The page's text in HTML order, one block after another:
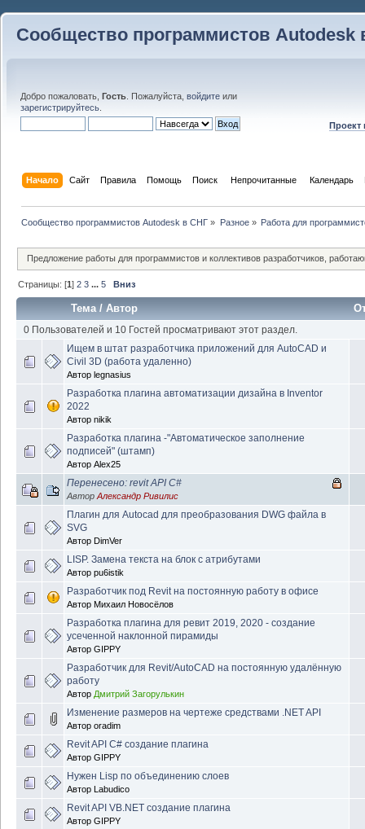
Сообщество программистов Autodesk
Добро пожаловать, Гость . Пожалуйста, войдите или
зарегистрируйтесь
Проект
Начало Сайт Правила Помощь Поиск Непрочитанные Календарь
Сообщество программистов Autodesk в СНГ » Разное» Работа для
Предложение работы для программистов и коллективов разработчиков,
Страницы: [1]2 3 ...5 Вниз
Тема /Автор
0 Пользователей и 10 Гостей просматривают этот раздел.
Ищем в штат разработчика приложений для AutoCAD и
Civil 3D (работа удаленно)
Автор legnasius
Разработка плагина автоматизации дизайна в Inventor
2022
Автор nikik
Разработка плагина -"Автоматическое заполнение
подписей" (штамп)
Автор Alex25
Перенесено: revit API C#
Автор Александр Ривилис
Плагин для Autocad для преобразования DWG файла в
SVG
Автор DimVer
LISP. Замена текста на блок с атрибутами
Автор pu6istik
Разработчик под Revit на постоянную работу в офисе
Автор Михаил Новосёлов
Разработка плагина для ревит 2019, 2020 - создание
усеченной наклонной пирамиды
Автор GIPPY
Разработчик для Revit/AutoCAD на постоянную удалённую
работу
Автор Дмитрий Загорулькин
Изменение размеров на чертеже средствами .NET API
Автор oradim
Revit API C# создание плагина
Автор GIPPY
Нужен Lisp по объединению слоев
Автор Labudico
Revit API VB.NET создание плагина
Автор GIPPY